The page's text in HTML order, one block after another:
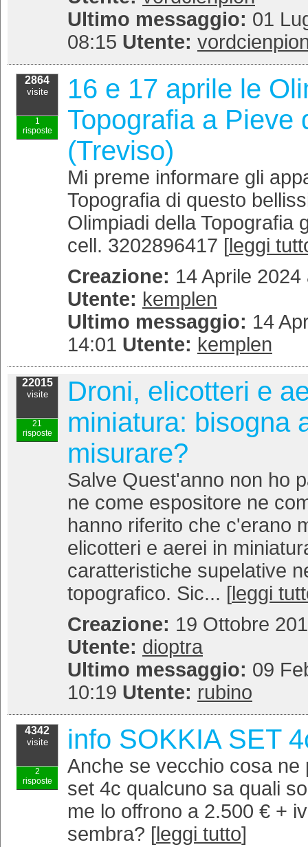
Ultimo messaggio: 01
08:15 Utente:
2864
visite
1
risposte
16 e 17 aprile le
Topografia a Pieve
(Treviso)
Mi preme informare gli
Topografia di questo
Olimpiadi della Topografia
cell. 3202896417 [ leggi
Creazione: 14 Aprile
Utente: kemplen
Ultimo messaggio: 14
14:01 Utente: kemplen
22015
visite
21
risposte
Droni, elicotteri e
miniatura: bisogna
misurare?
Salve Quest'anno non ho
ne come espositore ne
hanno riferito che c'erano
elicotteri e aerei in
caratteristiche supelative
topografico. Sic... [ leggi
Creazione: 19 Ottobre
Utente: dioptra
Ultimo messaggio: 09
10:19 Utente: rubino
4342
visite
2
risposte
info SOKKIA SET
Anche se vecchio cosa ne
set 4c qualcuno sa quali
me lo offrono a 2.500 € +
sembra? [ leggi tutto]